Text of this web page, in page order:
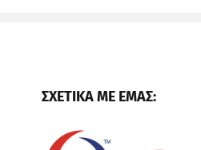
ΣΧΕΤΙΚΑ ΜΕ ΕΜΑΣ: